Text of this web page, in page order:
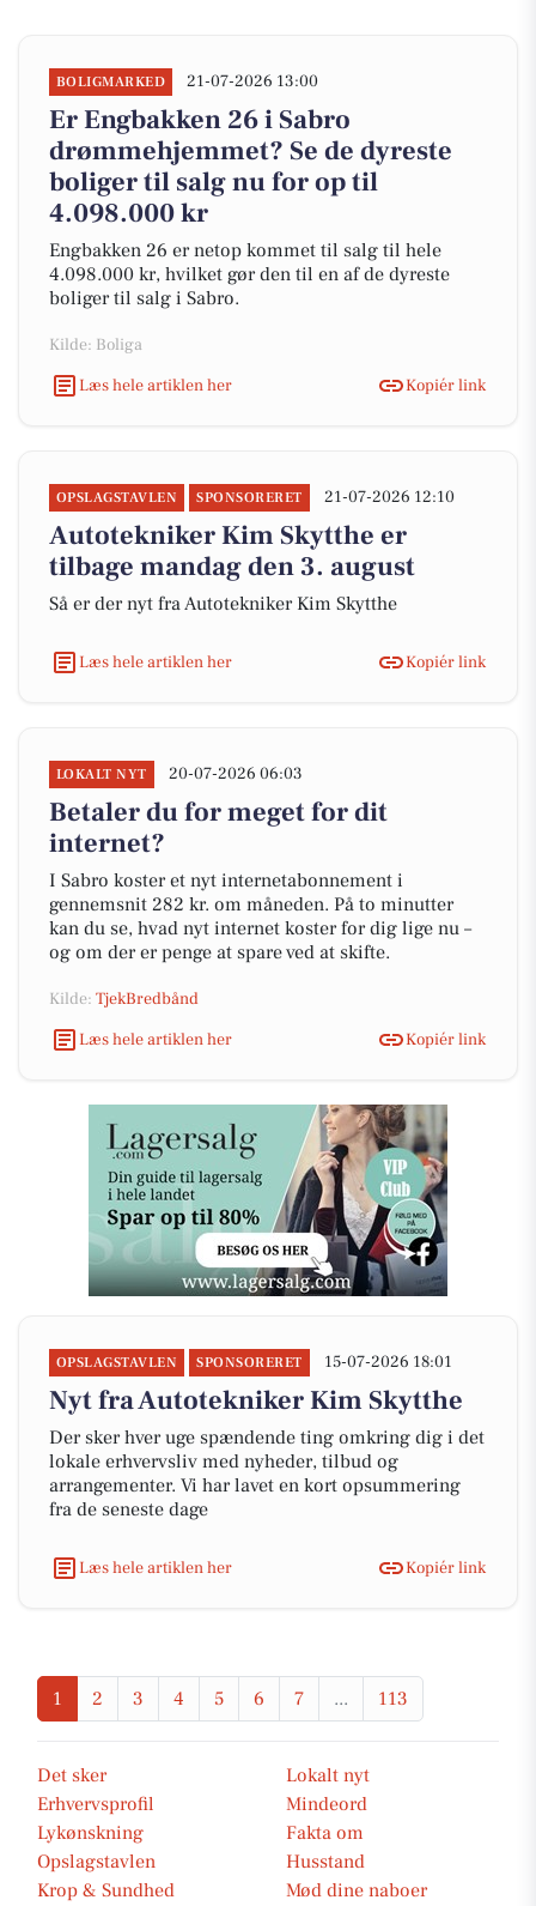
BOLIGMARKED 21-07-2026 13:00
Er Engbakken 26 i Sabro
drømmehjemmet? Se de dyreste
boliger til salg nu for op til
4.098.000 kr
Engbakken 26 er netop kommet til salg til hele
4.098.000 kr, hvilket gør den til en af de dyreste
boliger til salg i Sabro.
Kilde: Boliga
Læs hele artiklen her
Kopiér link
OPSLAGSTAVLEN SPONSORERET 21-07-2026 12:10
Autotekniker Kim Skytthe er
tilbage mandag den 3. august
Så er der nyt fra Autotekniker Kim Skytthe
Læs hele artiklen her Kopiér link
LOKALT NYT 20-07-2026 06:03
Betaler du for meget for dit
internet?
I Sabro koster et nyt internetabonnement i
gennemsnit 282 kr. om måneden. På to minutter
kan du se, hvad nyt internet koster for dig lige nu –
og om der er penge at spare ved at skifte.
Kilde: TjekBredbånd
Læs hele artiklen her
Kopiér link
OPSLAGSTAVLEN SPONSORERET 15-07-2026 18:01
Nyt fra Autotekniker Kim Skytthe
Der sker hver uge spændende ting omkring dig i det
lokale erhvervsliv med nyheder, tilbud og
arrangementer. Vi har lavet en kort opsummering
fra de seneste dage
Læs hele artiklen her Kopiér link
1 2 3 4 5 6 7 ... 113
Det sker
Lokalt nyt
Erhvervsprofil
Mindeord
Lykønskning
Fakta om
Opslagstavlen
Husstand
Krop & Sundhed
Mød dine naboer